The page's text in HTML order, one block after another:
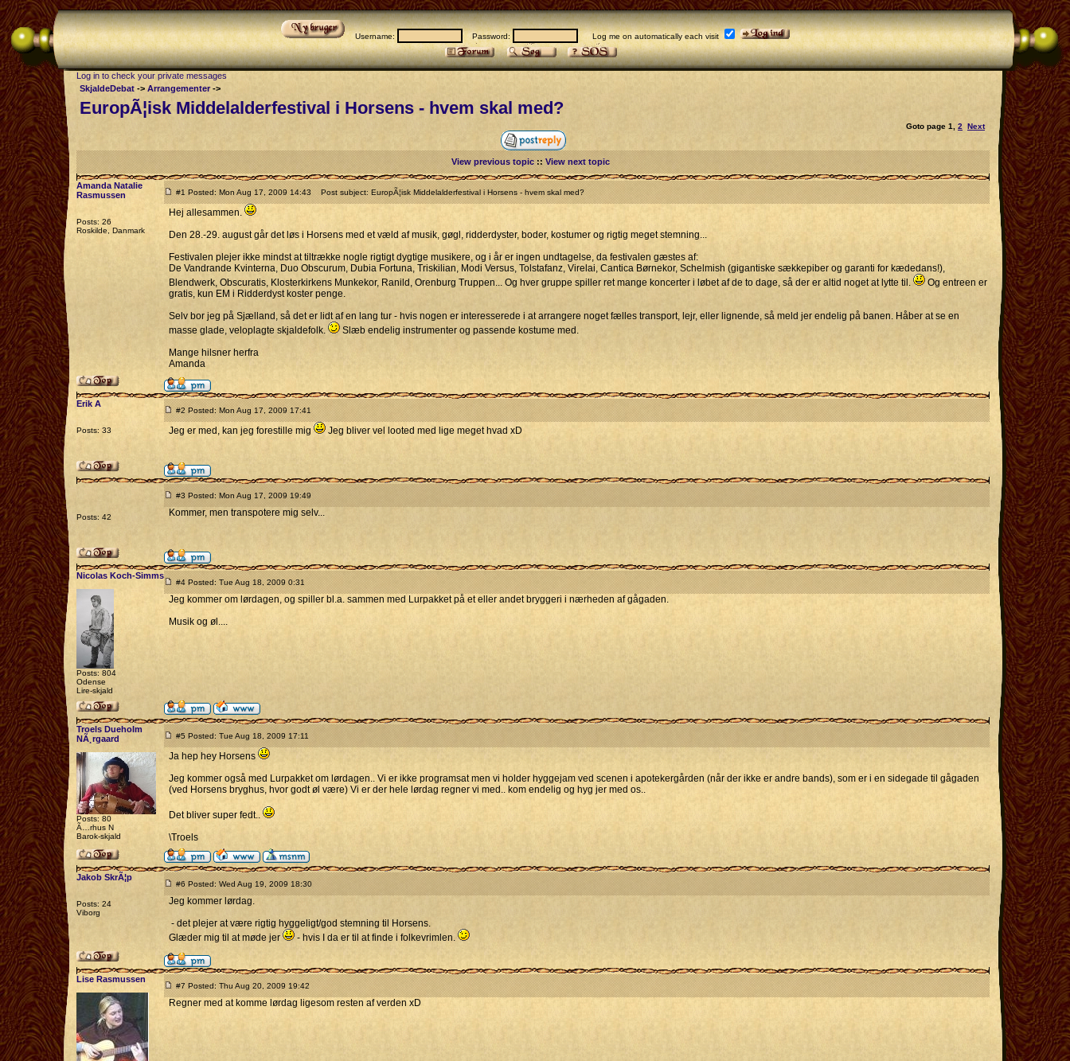
Username: Password: Log me on automatically each visit
Log in to check your private messages
SkjaldeDebat -> Arrangementer->
EuropÃ¦isk Middelalderfestival i Horsens - hvem skal med?
Goto page 1 2 Next
View previous topic::View next topic
Amanda Natalie
Rasmussen
Posts: 26
Roskilde, Danmark
#1 Posted: Mon Aug 17, 2009 14:43 Post subject: EuropÃ¦isk Middelalderfestival i Horsens - hvem skal med?
Hej allesammen.
Den 28.-29. august går det løs i Horsens med et væld af musik, gøgl, ridderdyster, boder, kostumer og rigtig meget stemning...
Festivalen plejer ikke mindst at tiltrække nogle rigtigt dygtige musikere, og i år er ingen undtagelse, da festivalen gæstes af:
De Vandrande Kvinterna, Duo Obscurum, Dubia Fortuna, Triskilian, Modi Versus, Tolstafanz, Virelai, Cantica Børnekor, Schelmish (gigantiske sækkepiber og garanti for kædedans!),
Blendwerk, Obscuratis, Klosterkirkens Munkekor, Ranild, Orenburg Truppen... Og hver gruppe spiller ret mange koncerter i løbet af de to dage, så der er altid noget at lytte til.
Og entreen er
gratis, kun EM i Ridderdyst koster penge.
Selv bor jeg på Sjælland, så det er lidt af en lang tur - hvis nogen er interesserede i at arrangere noget fælles transport, lejr, eller lignende, så meld jer endelig på banen. Håber at se en
masse glade, veloplagte skjaldefolk.
Slæb endelig instrumenter og passende kostume med.
Mange hilsner herfra
Amanda
Erik A
Posts: 33
#2 Posted: Mon Aug 17, 2009 17:41
Jeg er med, kan jeg forestille mig Jeg bliver vel looted med lige meget hvad xD
Posts: 42
#3 Posted: Mon Aug 17, 2009 19:49
Kommer, men transpotere mig selv...
Nicolas Koch-Simms
Posts: 804
Odense
Lire-skjald
#4 Posted: Tue Aug 18, 2009 0:31
Jeg kommer om lørdagen, og spiller bl.a. sammen med Lurpakket på et eller andet bryggeri i nærheden af gågaden.
Musik og øl....
Troels Dueholm
NÃ¸rgaard
Posts: 80
Ã…rhus N
Barok-skjald
#5 Posted: Tue Aug 18, 2009 17:11
Ja hep hey Horsens
Jeg kommer også med Lurpakket om lørdagen.. Vi er ikke programsat men vi holder hyggejam ved scenen i apotekergården (når der ikke er andre bands), som er i en sidegade til gågaden
(ved Horsens bryghus, hvor godt øl være) Vi er der hele lørdag regner vi med.. kom endelig og hyg jer med os..
Det bliver super fedt..
\Troels
Jakob SkrÃ¦p
Posts: 24
Viborg
#6 Posted: Wed Aug 19, 2009 18:30
Jeg kommer lørdag.
- det plejer at være rigtig hyggeligt/god stemning til Horsens.
Glæder mig til at møde jer
- hvis I da er til at finde i folkevrimlen.
Lise Rasmussen
#7 Posted: Thu Aug 20, 2009 19:42
Regner med at komme lørdag ligesom resten af verden xD